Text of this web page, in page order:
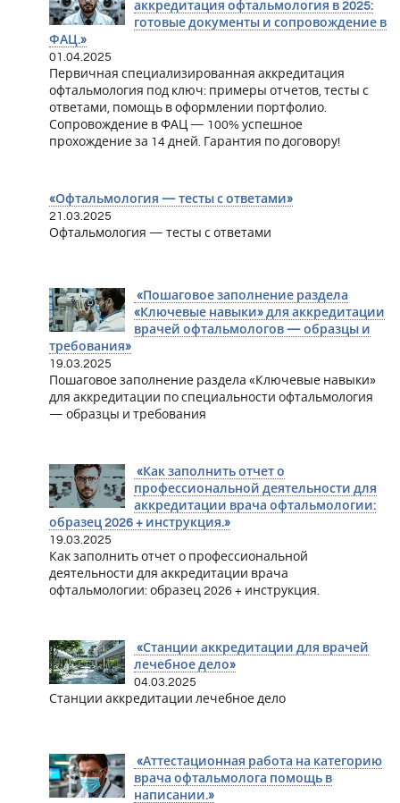
аккредитация офтальмология в 2025:
готовые документы и сопровождение в
ФАЦ.»
01.04.2025
Первичная специализированная аккредитация
офтальмология под ключ: примеры отчетов, тесты с
ответами, помощь в оформлении портфолио.
Сопровождение в ФАЦ — 100% успешное
прохождение за 14 дней. Гарантия по договору!
«Офтальмология — тесты с ответами»
21.03.2025
Офтальмология — тесты с ответами
«Пошаговое заполнение раздела
«Ключевые навыки» для аккредитации
врачей офтальмологов — образцы и
требования»
19.03.2025
Пошаговое заполнение раздела «Ключевые навыки»
для аккредитации по специальности офтальмология
— образцы и требования
«Как заполнить отчет о
профессиональной деятельности для
аккредитации врача офтальмологии:
образец 2026 + инструкция.»
19.03.2025
Как заполнить отчет о профессиональной
деятельности для аккредитации врача
офтальмологии: образец 2026 + инструкция.
«Станции аккредитации для врачей
лечебное дело»
04.03.2025
Станции аккредитации лечебное дело
«Аттестационная работа на категорию
врача офтальмолога помощь в
написании.»